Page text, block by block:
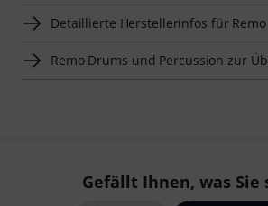
Detaillierte Herstellerinfos für Remo
Remo Drums und Percussion zur
Gefällt Ihnen, was Sie